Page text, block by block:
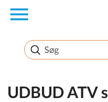
en
Borger
Erhverv
UDBUD ATV